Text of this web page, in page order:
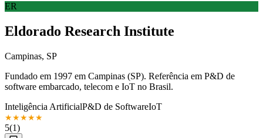
ER
Eldorado Research Institute
Campinas, SP
Fundado em 1997 em Campinas (SP). Referência em P&D de
software embarcado, telecom e IoT no Brasil.
Inteligência ArtificialP&D de SoftwareIoT
★★★★★
5(1)